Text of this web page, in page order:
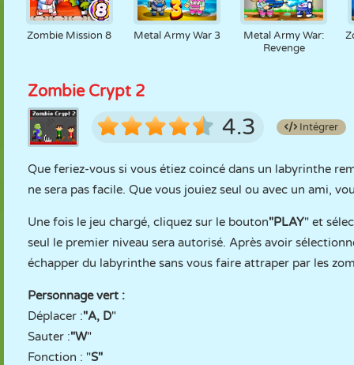
Zombie Mission 8 Metal Army War 3
Metal Army War:
Revenge
Zombie Crypt 2
4.3 Intégrer
Que feriez-vous si vous étiez coincé dans un labyrinthe
ne sera pas facile. Que vous jouiez seul ou avec un ami,
Une fois le jeu chargé, cliquez sur le bouton"PLAY" et
seul le premier niveau sera autorisé. Après avoir
échapper du labyrinthe sans vous faire attraper par les
Personnage vert :
Déplacer :"A, D"
Sauter :"W"
Fonction : "S"